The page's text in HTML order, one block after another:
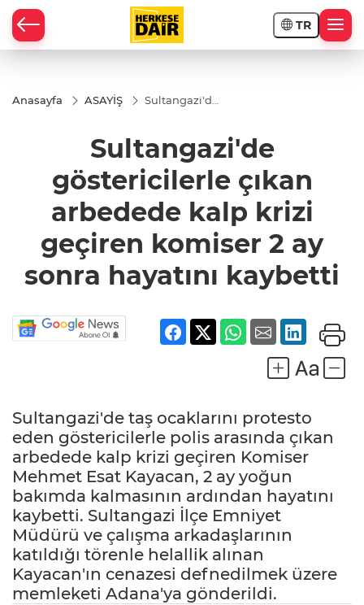
TR
Anasayfa ASAYİŞ
Sultangazi'de
kalp krizi
geçiren
komiser 2 ay
sonra
hayatını
kaybetti
Sultangazi'de
göstericilerle çıkan
arbedede kalp krizi
geçiren komiser 2 ay
sonra hayatını kaybetti
Sultangazi'de taş ocaklarını protesto
eden göstericilerle polis arasında çıkan
arbedede kalp krizi geçiren Komiser
Mehmet Esat Kayacan, 2 ay yoğun
bakımda kalmasının ardından hayatını
kaybetti. Sultangazi İlçe Emniyet
Müdürü ve çalışma arkadaşlarının
katıldığı törenle helallik alınan
Kayacan'ın cenazesi defnedilmek üzere
memleketi Adana'ya gönderildi.